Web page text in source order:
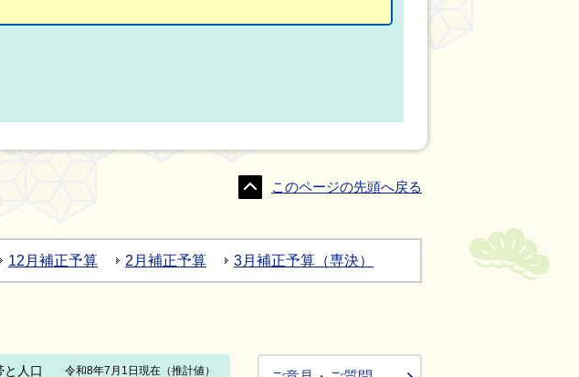
このページの先頭へ戻る
12月補正予算 2月補正予算 3月補正予算（専決）